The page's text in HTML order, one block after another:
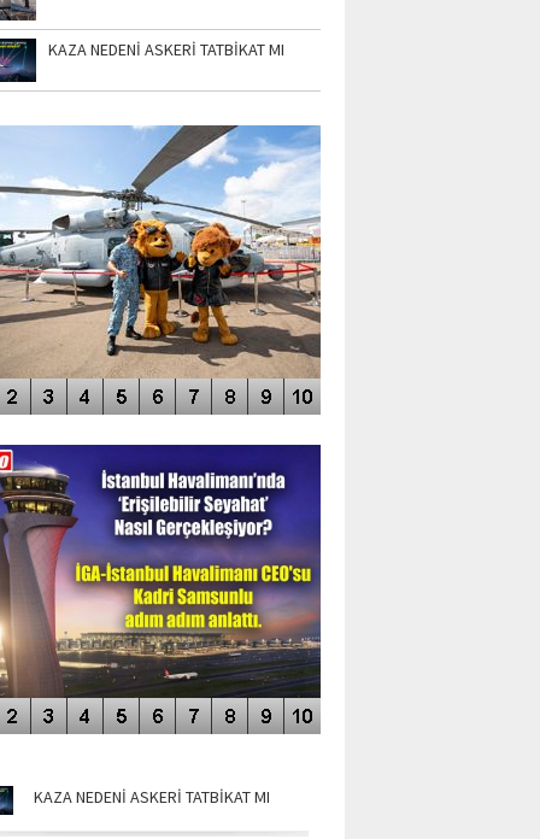
KAZA NEDENİ ASKERİ TATBİKAT MI
AIRSHOW-2020
AŞILDIĞI HAVALİMANI
KAZA NEDENİ ASKERİ TATBİKAT MI